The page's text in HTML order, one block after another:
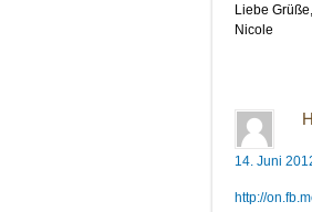
Liebe Grüße,
Nicole
14. Juni
http://